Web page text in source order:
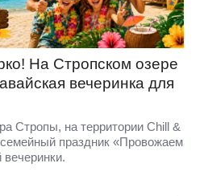
На Стропском озере
вечеринка для
Стропы, на территории Chill &
праздник «Провожаем
вечеринки.